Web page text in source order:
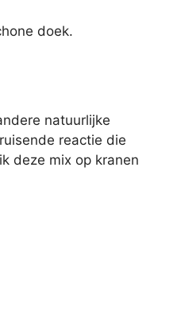
doek.
natuurlijke
reactie die
deze mix op kranen